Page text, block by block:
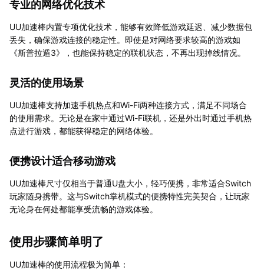
专业的网络优化技术
UU加速棒内置专项优化技术，能够有效降低游戏延迟、减少数据包
丢失，确保游戏连接的稳定性。即使是对网络要求较高的游戏如
《斯普拉遁3》，也能保持稳定的联机状态，不再出现掉线情况。
灵活的使用场景
UU加速棒支持加速手机热点和Wi-Fi两种连接方式，满足不同场合
的使用需求。无论是在家中通过Wi-Fi联机，还是外出时通过手机热
点进行游戏，都能获得稳定的网络体验。
便携设计适合移动游戏
UU加速棒尺寸仅相当于普通U盘大小，轻巧便携，非常适合Switch
玩家随身携带。这与Switch掌机模式的便携特性完美契合，让玩家
无论身在何处都能享受流畅的游戏体验。
使用步骤简单明了
UU加速棒的使用流程极为简单：